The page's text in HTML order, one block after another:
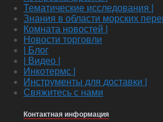
Тематические исследования |
Знания в области морских
Комната новостей |
Новости торговли
| Блог
| Видео |
Инкотермс |
Инструменты для доставки |
Свяжитесь с нами
Контактная информация